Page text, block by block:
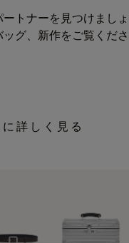
トナーを見つけましょ
グ、新作をご覧くださ
詳しく見る